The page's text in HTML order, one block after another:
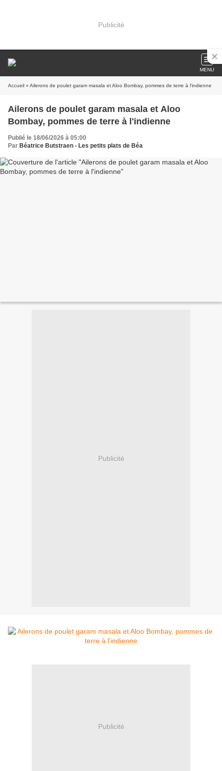
Publicité
MENU
Accueil » Ailerons de poulet garam masala et Aloo Bombay, pommes de terre à l'indienne
Ailerons de poulet garam masala et Aloo
Bombay, pommes de terre à l'indienne
Publié le 18/06/2026 à 05:00
Par Béatrice Butstraen - Les petits plats de Béa
Publicité
Publicité